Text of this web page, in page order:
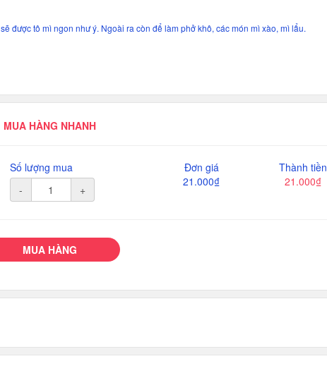
được tô mì ngon như ý. Ngoài ra còn để làm phở khô, các món mì xào, mì lẩu.
MUA HÀNG NHANH
Số lượng mua
-
+
Đơn giá
21.000₫
Thành tiền
21.000₫
MUA HÀNG